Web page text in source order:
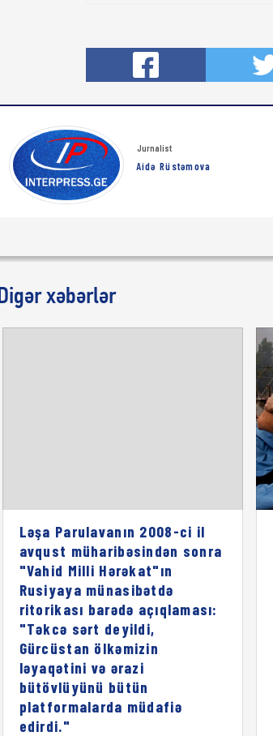
Jurnalist
Aidə Rüstəmova
Digər xəbərlər
Ləşa Parulavanın 2008-ci il
avqust müharibəsindən sonra
"Vahid Milli Hərəkat"ın
Rusiyaya münasibətdə
ritorikası barədə açıqlaması:
"Təkcə sərt deyildi,
Gürcüstan ölkəmizin
ləyaqətini və ərazi
bütövlüyünü bütün
platformalarda müdafiə
edirdi."